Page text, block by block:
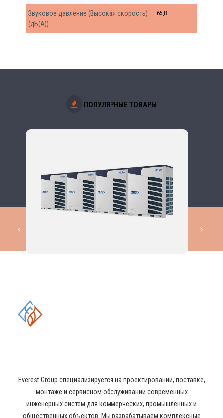
Звуковое давление (Высокая скорость)
(дБ(А))
65,8
ПОПУЛЯРНЫЕ ТОВАРЫ
Everest Group специализируется на проектировании, поставке,
монтаже и сервисном обслуживании современных
инженерных систем для коммерческих, промышленных и
общественных объектов. Мы разрабатываем комплексные